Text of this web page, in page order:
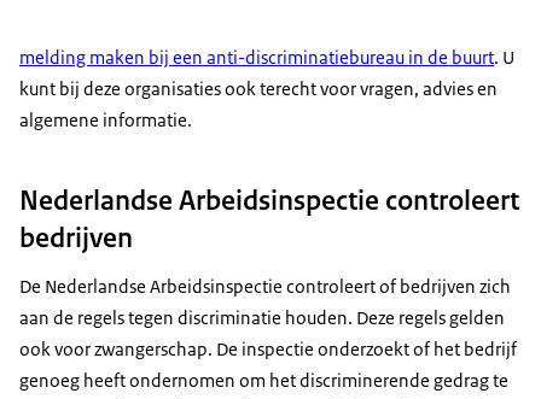
melding maken bij een anti-discriminatiebureau in de buurt. U
kunt bij deze organisaties ook terecht voor vragen, advies en
algemene informatie.
Nederlandse Arbeidsinspectie controleert
bedrijven
De Nederlandse Arbeidsinspectie controleert of bedrijven zich
aan de regels tegen discriminatie houden. Deze regels gelden
ook voor zwangerschap. De inspectie onderzoekt of het bedrijf
genoeg heeft ondernomen om het discriminerende gedrag te